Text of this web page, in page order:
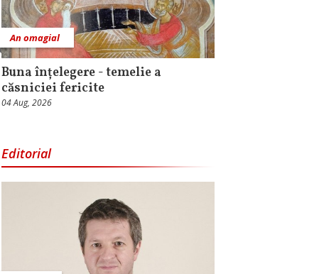
An omagial
Buna înțelegere - temelie a
căsniciei fericite
04 Aug, 2026
Editorial